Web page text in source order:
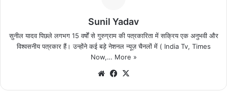
Sunil Yadav
सुनील यादव पिछले लगभग 15 वर्षों से गुरुग्राम की पत्रकारिता में सक्रिय एक अनुभवी और
विश्वसनीय पत्रकार हैं। उन्होंने कई बड़े नेशनल न्यूज़ चैनलों में ( India Tv, Times
Now,… More »
We Fa